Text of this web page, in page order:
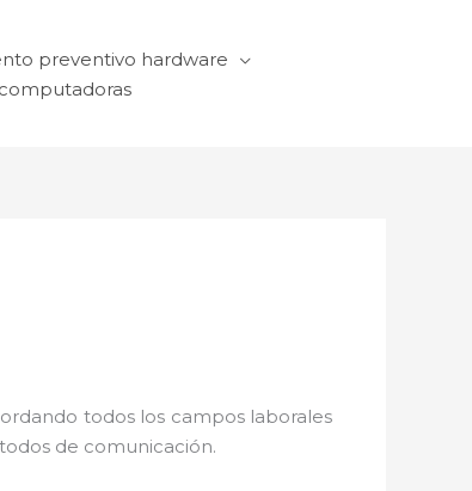
preventivo hardware
todos los campos laborales
de comunicación.